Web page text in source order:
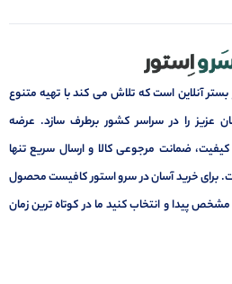
آنلاین است که تلاش می کند با تهیه متنوع
عزیز را در سراسر کشور برطرف سازد. عرضه
ضمانت مرجوعی کالا و ارسال سریع تنها
برای خرید آسان در سرو استور کافیست محصول
پیدا و انتخاب کنید ما در کوتاه ترین زمان